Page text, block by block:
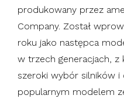
produkowany przez
Company. Został
roku jako następca
w trzech generacjach, z
szeroki wybór silników i
popularnym modelem